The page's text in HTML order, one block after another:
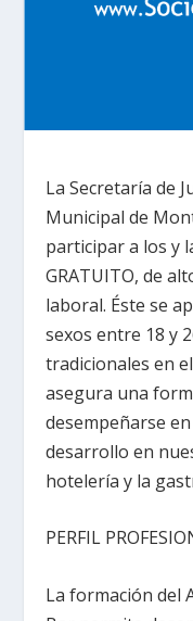
La Secretaría de
Municipal de
participar a los y
GRATUITO, de
laboral. Éste se
sexos entre 18 y
tradicionales en
asegura una
desempeñarse
desarrollo en
hotelería y la
PERFIL
La formación del